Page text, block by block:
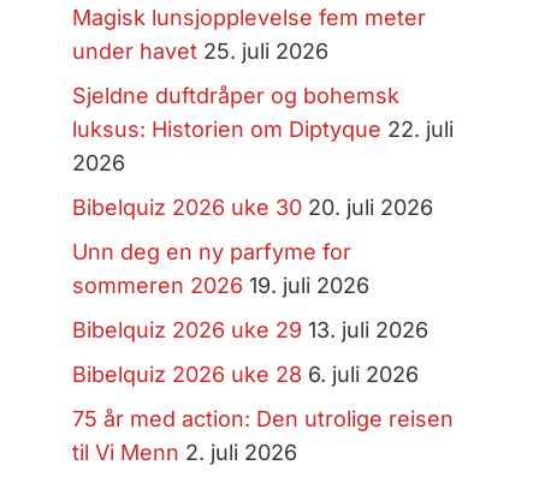
Magisk lunsjopplevelse fem meter
under havet 25. juli 2026
Sjeldne duftdråper og bohemsk
luksus: Historien om Diptyque 22. juli
2026
Bibelquiz 2026 uke 30 20. juli 2026
Unn deg en ny parfyme for
sommeren 2026 19. juli 2026
Bibelquiz 2026 uke 29 13. juli 2026
Bibelquiz 2026 uke 28 6. juli 2026
75 år med action: Den utrolige reisen
til Vi Menn 2. juli 2026